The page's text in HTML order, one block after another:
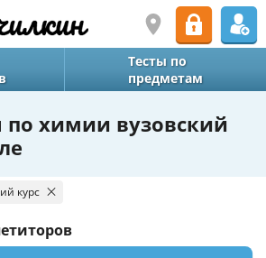
Тесты по
предметам
по химии вузовский
курс